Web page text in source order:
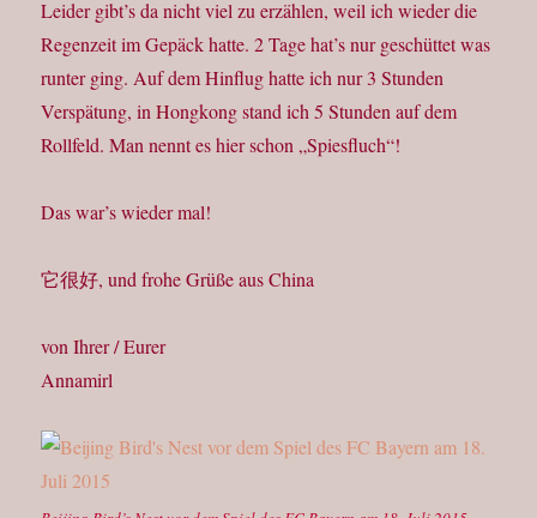
Leider gibt’s da nicht viel zu erzählen, weil ich wieder die
Regenzeit im Gepäck hatte. 2 Tage hat’s nur geschüttet was
runter ging. Auf dem Hinflug hatte ich nur 3 Stunden
Verspätung, in Hongkong stand ich 5 Stunden auf dem
Rollfeld. Man nennt es hier schon „Spiesfluch“!
Das war’s wieder mal!
它很好, und frohe Grüße aus China
von Ihrer / Eurer
Annamirl